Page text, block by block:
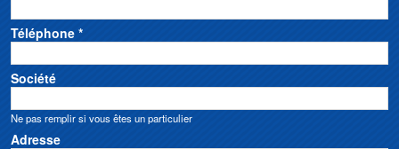
Téléphone *
Société
Ne pas remplir si vous êtes un particulier
Adresse